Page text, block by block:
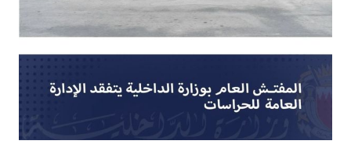
الأمانة
من
بنا